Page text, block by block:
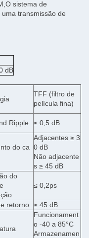
sistema de
transmissão de
dB
TFF (filtro de
película fina)
Ripple ≤ 0,5 dB
do ca
Adjacentes ≥ 3
0 dB
Não adjacente
s ≥ 45 dB
do
≤ 0,2ps
retorno ≥ 45 dB
Funcionament
o -40 a 85°C
Armazenamen